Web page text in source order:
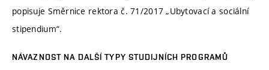
popisuje Směrnice rektora č. 71/2017 „Ubytovací a sociální
stipendium“.
NÁVAZNOST NA DALŠÍ TYPY STUDIJNÍCH PROGRAMŮ